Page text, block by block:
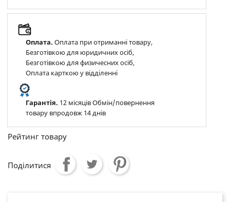
Оплата. Оплата при отриманні товару,
Безготівкою для юридичних осіб,
Безготівкою для физичесних осіб,
Оплата карткою у відділенні
Гарантія. 12 місяців Обмін/повернення
товару впродовж 14 днів
Рейтинг товару
Поділитися